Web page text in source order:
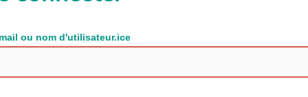
ou nom d'utilisateur.ice